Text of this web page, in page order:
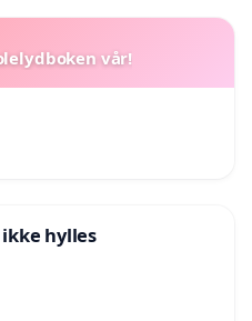
vår!
ikke hylles